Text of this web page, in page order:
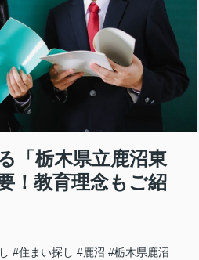
「栃木県立鹿沼東
！教育理念もご紹
#住まい探し #鹿沼 #栃木県鹿沼